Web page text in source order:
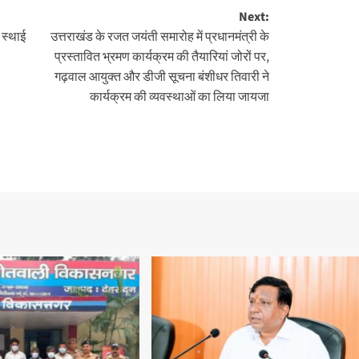
Next:
उत्तराखंड के रजत जयंती समारोह में प्रधानमंत्री के
प्रस्तावित भ्रमण कार्यक्रम की तैयारियां जोरों पर,
गढ़वाल आयुक्त और डीजी सूचना बंशीधर तिवारी ने
कार्यक्रम की व्यवस्थाओं का लिया जायजा